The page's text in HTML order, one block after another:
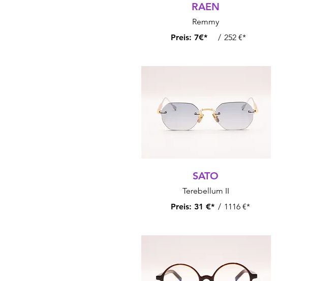
RAEN
Remmy
Preis: 7€* / 252 €*
SATO
Terebellum II
Preis: 31 €* / 1116 €*